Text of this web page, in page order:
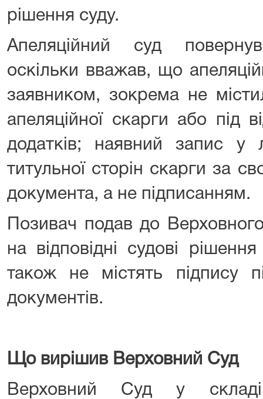
рішення суду.
Апеляційний суд
оскільки вважав, що
заявником, зокрема не
апеляційної скарги або під
додатків; наявний запис у
титульної сторін скарги за
документа, а не підписанням.
Позивач подав до
на відповідні судові
також не містять підпису
документів.
Що вирішив Верховний Суд
Верховний Суд у складі